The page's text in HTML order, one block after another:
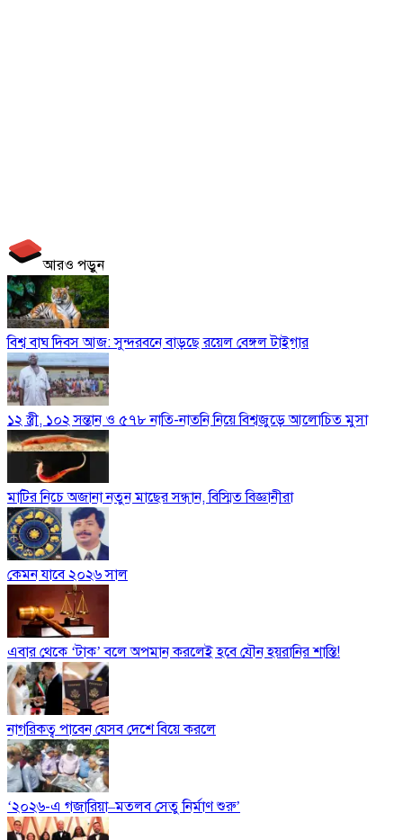
আরও পড়ুন
বিশ্ব বাঘ দিবস আজ: সুন্দরবনে বাড়ছে রয়েল বেঙ্গল টাইগার
১২ স্ত্রী, ১০২ সন্তান ও ৫৭৮ নাতি-নাতনি নিয়ে বিশ্বজুড়ে আলোচিত মুসা
মাটির নিচে অজানা নতুন মাছের সন্ধান, বিস্মিত বিজ্ঞানীরা
কেমন যাবে ২০২৬ সাল
এবার থেকে ‘টাক’ বলে অপমান করলেই হবে যৌন হয়রানির শাস্তি!
নাগরিকত্ব পাবেন যেসব দেশে বিয়ে করলে
‘২০২৬-এ গজারিয়া–মতলব সেতু নির্মাণ শুরু’